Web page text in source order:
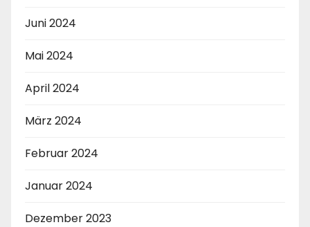
Juni 2024
Mai 2024
April 2024
März 2024
Februar 2024
Januar 2024
Dezember 2023